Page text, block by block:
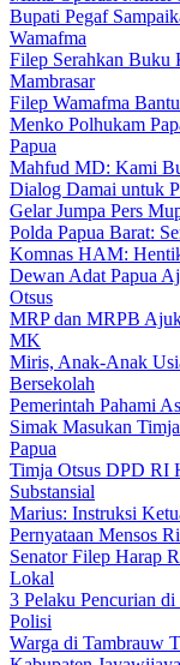
Bupati Pegaf
Wamafma
Filep Serahkan
Mambrasar
Filep Wamafma
Menko Polhukam
Papua
Mahfud MD: Kami
Dialog Damai untuk
Gelar Jumpa Pers
Polda Papua Barat:
Komnas HAM:
Dewan Adat Papua
Otsus
MRP dan MRPB
MK
Miris, Anak-Anak
Bersekolah
Pemerintah Pahami
Simak Masukan
Papua
Timja Otsus DPD RI
Substansial
Marius: Instruksi
Pernyataan Mensos
Senator Filep Harap
Lokal
3 Pelaku Pencurian
Polisi
Warga di Tambrauw